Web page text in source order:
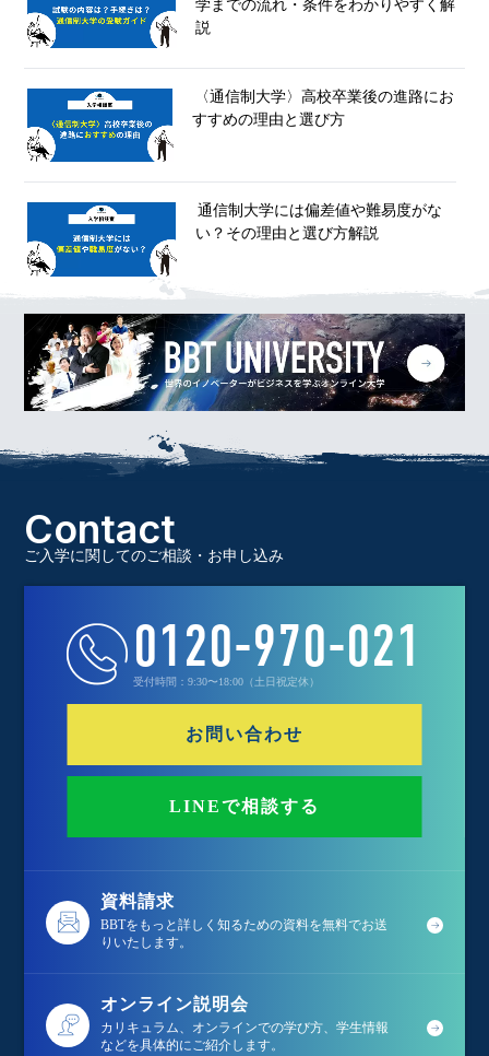
学までの流れ・条件をわかりやすく解
説
〈通信制大学〉高校卒業後の進路にお
すすめの理由と選び方
通信制大学には偏差値や難易度がな
い？その理由と選び方解説
Contact
ご入学に関してのご相談・お申し込み
0120-970-021
受付時間：9:30〜18:00（土日祝定休）
お問い合わせ
LINEで相談する
資料請求
BBTをもっと詳しく知るための資料を無料でお送
りいたします。
オンライン説明会
カリキュラム、オンラインでの学び方、学生情報
などを具体的にご紹介します。